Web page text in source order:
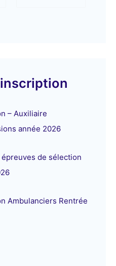
– Auxiliaire
année 2026
de sélection
Ambulanciers Rentrée